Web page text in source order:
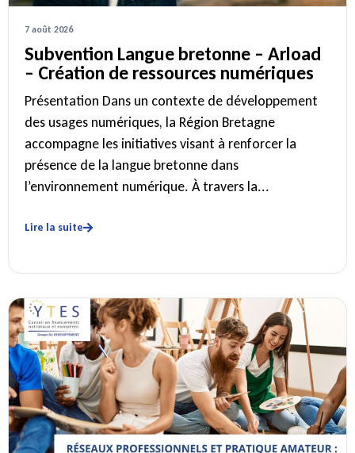
7 août 2026
Subvention Langue bretonne – Arload
– Création de ressources numériques
Présentation Dans un contexte de développement
des usages numériques, la Région Bretagne
accompagne les initiatives visant à renforcer la
présence de la langue bretonne dans
l’environnement numérique. À travers la...
Lire la suite